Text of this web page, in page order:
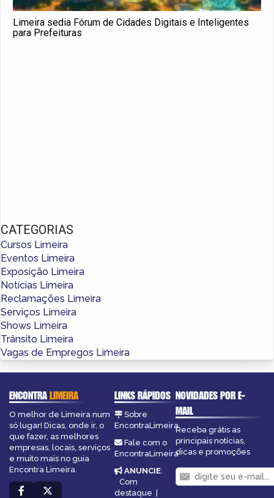
Limeira sedia Fórum de Cidades Digitais e Inteligentes
para Prefeituras
CATEGORIAS
Cursos Limeira
Eventos Limeira
Exposição Limeira
Notícias Limeira
Reclamações Limeira
Serviços Limeira
Shows Limeira
Trânsito Limeira
Vagas de Empregos Limeira
ENCONTRALIMEIRA
O melhor de Limeira num
só lugar! Dicas, onde ir, o
que fazer, as melhores
empresas, locais, serviços
e muito mais no guia
Encontra Limeira.
LINKS RÁPIDOS
Sobre
EncontraLimeira
Fale com o
EncontraLimeira
ANUNCIE:
Com
destaque |
NOVIDADES POR E-
MAIL
Receba grátis as
principais notícias,
dicas e promoções